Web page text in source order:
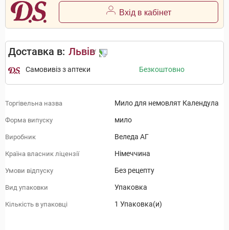
Вхід в кабінет
Доставка в: Львів
Самовивіз з аптеки Безкоштовно
Торгівельна назва Мило для немовлят Календула
Форма випуску мило
Виробник Веледа АГ
Країна власник ліцензії Німеччина
Умови відпуску Без рецепту
Вид упаковки Упаковка
Кількість в упаковці 1 Упаковка(и)